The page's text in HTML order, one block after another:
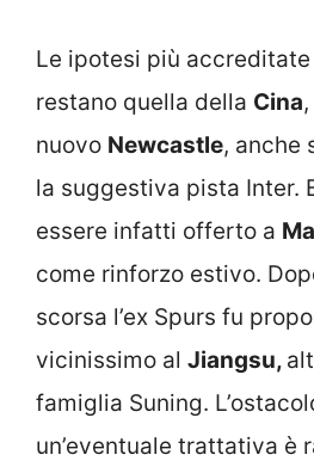
Le ipotesi più
restano quella della Cina
nuovo Newcastle, anche
la suggestiva pista Inter.
essere infatti offerto a
come rinforzo estivo.
scorsa l’ex Spurs fu
vicinissimo al Jiangsu,
famiglia Suning.
un’eventuale trattativa è